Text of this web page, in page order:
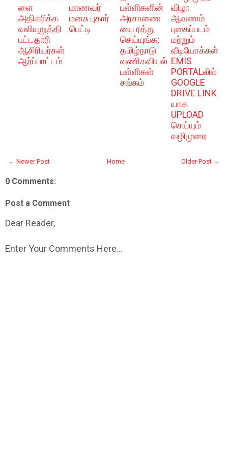
ளை
அதிகரிக்க
வலியுறுத்தி
பட்டதாரி
ஆசிரியர்கள்
ஆர்ப்பாட்டம்
மாணவர்
மனசு புகார்
பெட்டி
பள்ளிகளின்
அரசாணை
யை ரத்து
செய்யுங்க;
தமிழ்நாடு
வணிகவியல்
பள்ளிகள்
சங்கம்
விழா
ஆவணம்
புகைப்படம்
மற்றும்
வீடியோக்கள்
EMIS
PORTALலில்
GOOGLE
DRIVE LINK
யாக
UPLOAD
செய்யும்
வழிமுறை
← Newer Post Older Post →
Home
0 Comments:
Post a Comment
Dear Reader,
Enter Your Comments Here...